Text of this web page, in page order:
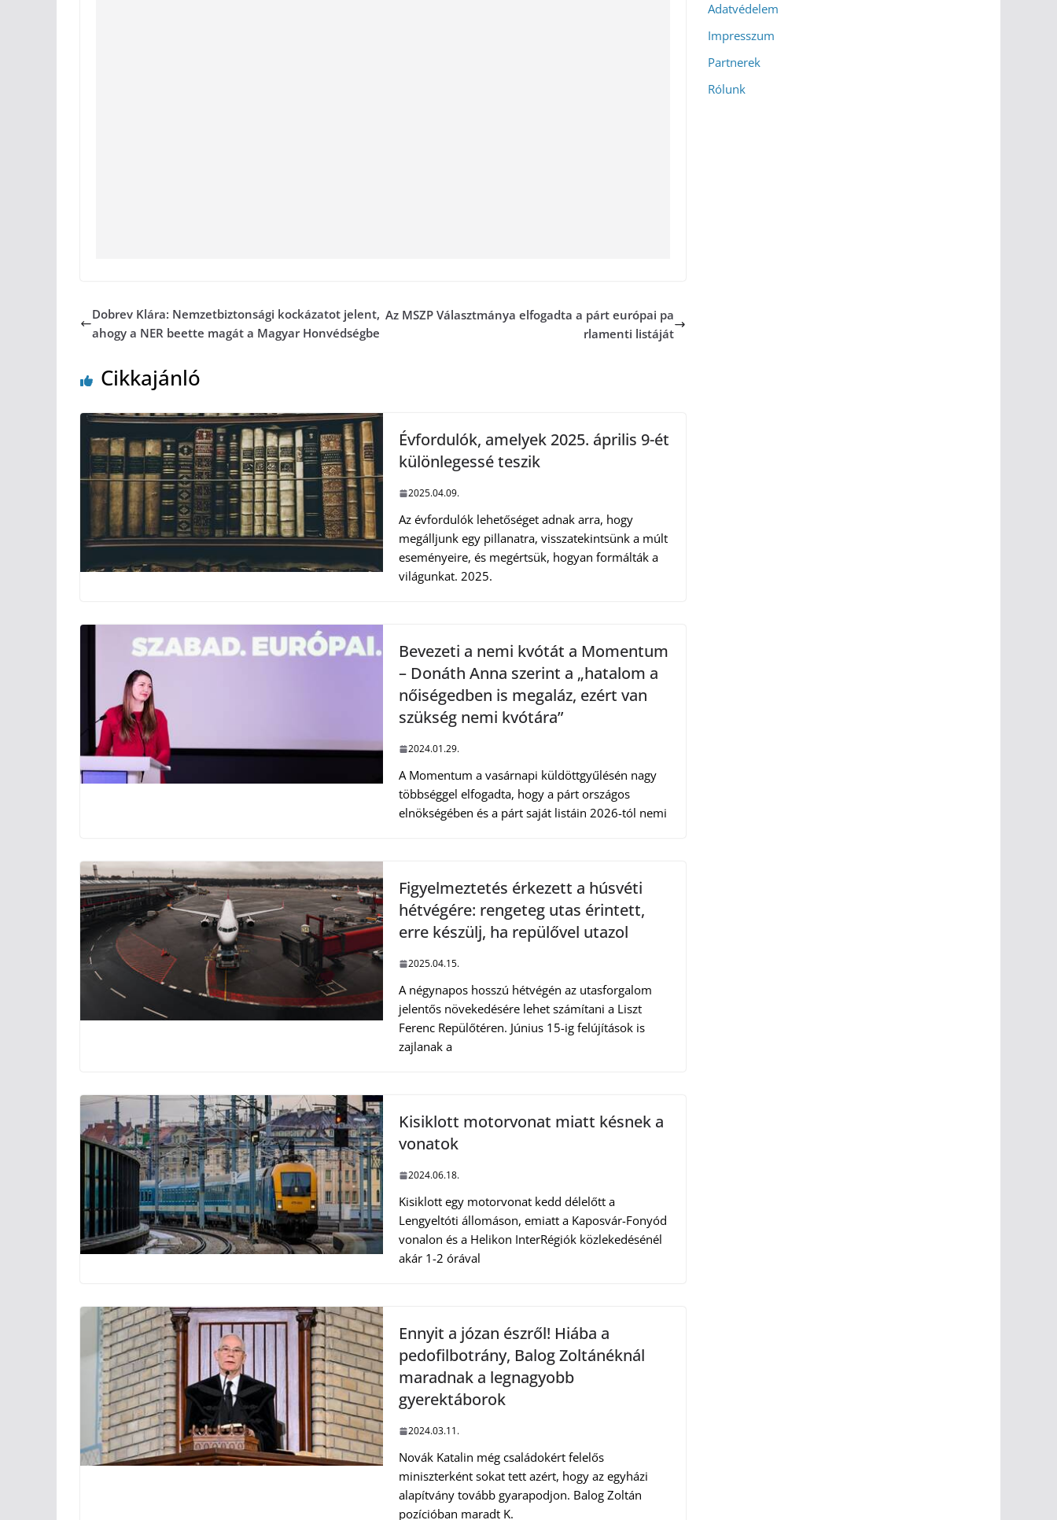
Dobrev Klára: Nemzetbiztonsági kockázatot jelent,
ahogy a NER beette magát a Magyar Honvédségbe
Az MSZP Választmánya elfogadta a párt európai pa
rlamenti listáját
Cikkajánló
Évfordulók, amelyek 2025. április 9-ét
különlegessé teszik
2025.04.09.
Az évfordulók lehetőséget adnak arra, hogy
megálljunk egy pillanatra, visszatekintsünk a múlt
eseményeire, és megértsük, hogyan formálták a
világunkat. 2025.
Bevezeti a nemi kvótát a Momentum
– Donáth Anna szerint a „hatalom a
nőiségedben is megaláz, ezért van
szükség nemi kvótára”
2024.01.29.
A Momentum a vasárnapi küldöttgyűlésén nagy
többséggel elfogadta, hogy a párt országos
elnökségében és a párt saját listáin 2026-tól nemi
Figyelmeztetés érkezett a húsvéti
hétvégére: rengeteg utas érintett,
erre készülj, ha repülővel utazol
2025.04.15.
A négynapos hosszú hétvégén az utasforgalom
jelentős növekedésére lehet számítani a Liszt
Ferenc Repülőtéren. Június 15-ig felújítások is
zajlanak a
Kisiklott motorvonat miatt késnek a
vonatok
2024.06.18.
Kisiklott egy motorvonat kedd délelőtt a
Lengyeltóti állomáson, emiatt a Kaposvár-Fonyód
vonalon és a Helikon InterRégiók közlekedésénél
akár 1-2 órával
Ennyit a józan észről! Hiába a
pedofilbotrány, Balog Zoltánéknál
maradnak a legnagyobb
gyerektáborok
2024.03.11.
Novák Katalin még családokért felelős
miniszterként sokat tett azért, hogy az egyházi
alapítvány tovább gyarapodjon. Balog Zoltán
pozícióban maradt K.
Adatvédelem
Impresszum
Partnerek
Rólunk